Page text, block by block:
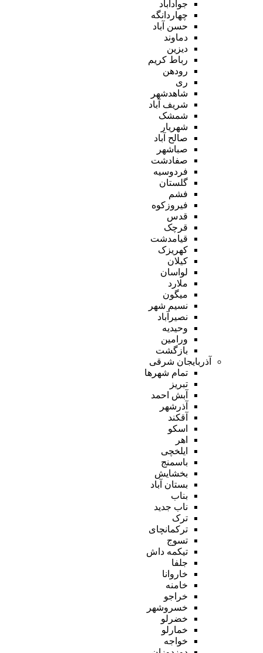
جوادآباد
چهاردانگه
حسن آباد
دماوند
دیزین
رباط کریم
رودهن
ری
شاهدشهر
شریف آباد
شمشک
شهریار
صالح آباد
صباشهر
صفادشت
فردوسیه
گلستان
فشم
فیروزکوه
قدس
قرچک
قیامدشت
کهریزک
کیلان
لواسان
ملارد
میگون
نسیم شهر
نصیرآباد
وحیدیه
ورامین
بازگشت
آذربایجان شرقی
تمام شهر‌ها
تبریز
آبش احمد
آذرشهر
آقکند
اسکو
اهر
ایلخچی
باسمنج
بخشایش
بستان آباد
بناب
ناب جدید
ترک
ترکمانچای
تسوج
تیکمه داش
جلفا
خاروانا
خامنه
خراجو
خسروشهر
خضرلو
خمارلو
خواجه